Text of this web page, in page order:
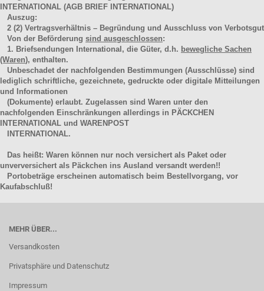
INTERNATIONAL (AGB BRIEF INTERNATIONAL)
Auszug:
2 (2) Vertragsverhältnis – Begründung und Ausschluss von Verbotsgut
Von der Beförderung sind ausgeschlossen:
1. Briefsendungen International, die Güter, d.h. bewegliche Sachen
(Waren), enthalten.
Unbeschadet der nachfolgenden Bestimmungen (Ausschlüsse) sind
lediglich schriftliche, gezeichnete, gedruckte oder digitale Mitteilungen
und Informationen
(Dokumente) erlaubt. Zugelassen sind Waren unter den
nachfolgenden Einschränkungen allerdings in PÄCKCHEN
INTERNATIONAL und WARENPOST
INTERNATIONAL.
Das heißt: Waren können nur noch versichert als Paket oder
unverversichert als Päckchen ins Ausland versandt werden!!
Portobeträge erscheinen automatisch beim Bestellvorgang, vor
Kaufabschluß!
MEHR ÜBER...
Versandkosten
Privatsphäre und Datenschutz
Impressum